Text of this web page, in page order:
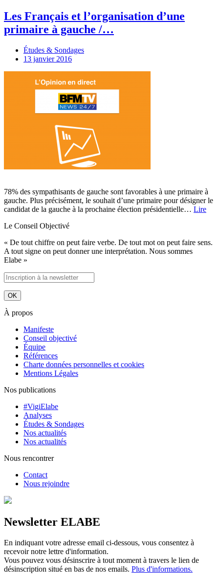
Les Français et l’organisation d’une
primaire à gauche /…
Études & Sondages
13 janvier 2016
78% des sympathisants de gauche sont favorables à une primaire à
gauche. Plus précisément, le souhait d’une primaire pour désigner le
candidat de la gauche à la prochaine élection présidentielle… Lire
Le Conseil Objectivé
« De tout chiffre on peut faire verbe. De tout mot on peut faire sens.
A tout signe on peut donner une interprétation. Nous sommes
Elabe »
À propos
Manifeste
Conseil objectivé
Équipe
Références
Charte données personnelles et cookies
Mentions Légales
Nos publications
#VigiElabe
Analyses
Études & Sondages
Nos actualités
Nos actualités
Nous rencontrer
Contact
Nous rejoindre
Newsletter ELABE
En indiquant votre adresse email ci-dessous, vous consentez à
recevoir notre lettre d'information.
Vous pouvez vous désinscrire à tout moment à travers le lien de
désinscription situé en bas de nos emails. Plus d'informations.